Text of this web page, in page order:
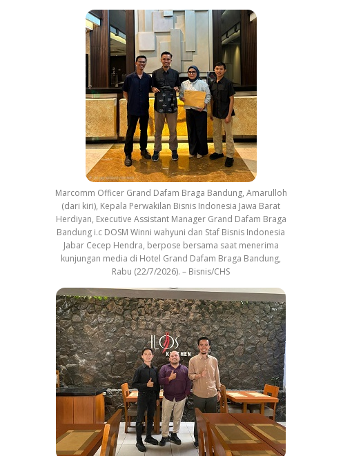
Marcomm Officer Grand Dafam Braga Bandung, Amarulloh
(dari kiri), Kepala Perwakilan Bisnis Indonesia Jawa Barat
Herdiyan, Executive Assistant Manager Grand Dafam Braga
Bandung i.c DOSM Winni wahyuni dan Staf Bisnis Indonesia
Jabar Cecep Hendra, berpose bersama saat menerima
kunjungan media di Hotel Grand Dafam Braga Bandung,
Rabu (22/7/2026). – Bisnis/CHS